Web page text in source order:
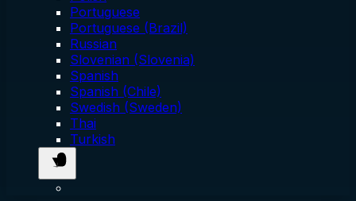
Portuguese
Portuguese (Brazil)
Russian
Slovenian (Slovenia)
Spanish
Spanish (Chile)
Swedish (Sweden)
Thai
Turkish